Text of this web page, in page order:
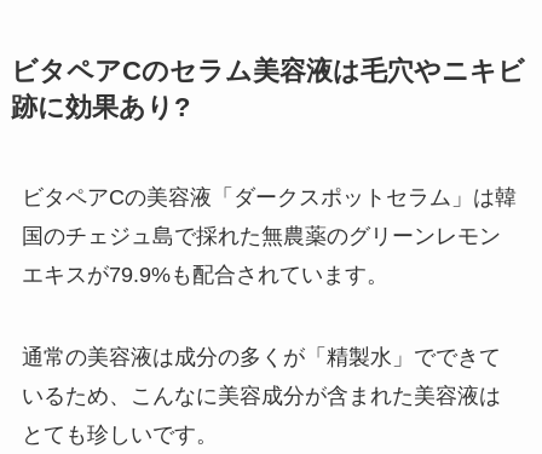
ビタペアCのセラム美容液は毛穴やニキビ
跡に効果あり?
ビタペアCの美容液「ダークスポットセラム」は韓
国のチェジュ島で採れた無農薬のグリーンレモン
エキスが79.9%も配合されています。
通常の美容液は成分の多くが「精製水」でできて
いるため、こんなに美容成分が含まれた美容液は
とても珍しいです。